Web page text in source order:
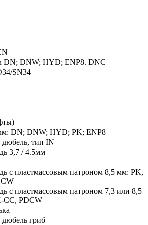
DN; DNW; HYD; ENP8. DNC
SN34
DN; DNW; HYD; PK; ENP8
дюбель, тип IN
3,7 / 4.5мм
с пластмассовым патроном 8,5 мм: PK,
с пластмассовым патроном 7,3 или 8,5
CC, PDCW
дюбель гриб